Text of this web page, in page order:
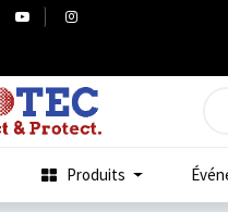
Produits